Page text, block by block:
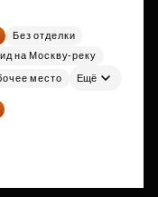
Без отделки
на Москву-реку
место Ещё